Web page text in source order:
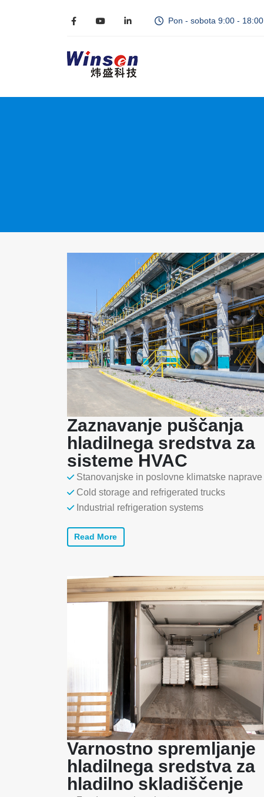
Pon - sobota 9:00 - 18:00
Zaznavanje puščanja
hladilnega sredstva za
sisteme HVAC
Stanovanjske in poslovne klimatske naprave
Cold storage and refrigerated trucks
Industrial refrigeration systems
Read More
Varnostno spremljanje
hladilnega sredstva za
hladilno skladiščenje